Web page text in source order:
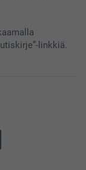
linkkiä.